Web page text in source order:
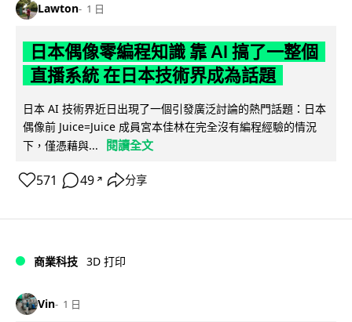
Lawton 1 日
日本偶像零編程知識 靠 AI 搞了一整個
直播系統 在日本技術界成為話題
日本 AI 技術界近日出現了一個引發廣泛討論的熱門話題：日本
偶像前 Juice=Juice 成員宮本佳林在完全沒有編程經驗的情況
下，僅憑藉與...
閱讀全文
571 49 ↗ 分享
商業科技 3D 打印
Vin 1 日